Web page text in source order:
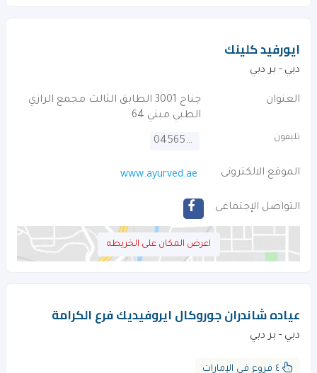
ايورفيد كلينك
دبي - بر دبي
العنوان
جناح 3001 الطابق الثالث مجمع الرازي
الطبي مبني 64
تليفون 045656486
الموقع الالكترونى www.ayurved.ae
التواصل الإجتماعى
اعرض المكان على الخريطه
عياده شاندران جوروكال ايروفيديك فرع الكرامة
دبي - بر دبي